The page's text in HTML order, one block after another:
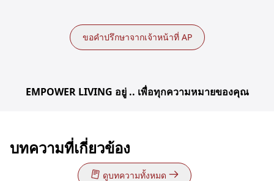
ขอคำปรึกษาจากเจ้าหน้าที่ AP
EMPOWER LIVING อยู่ .. เพื่อทุกความหมายของคุณ
บทความที่เกี่ยวข้อง
ดูบทความทั้งหมด